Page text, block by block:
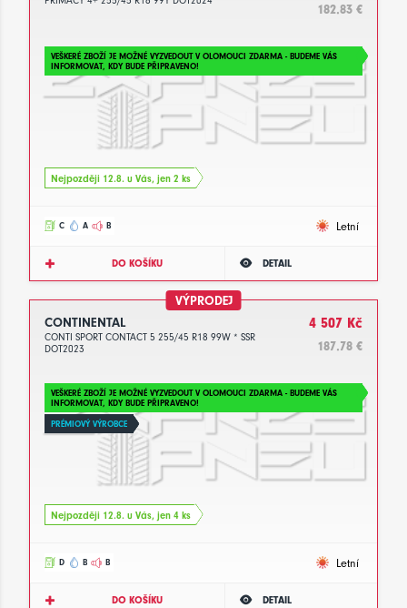
182.83 €
VEŠKERÉ ZBOŽÍ JE MOŽNÉ VYZVEDOUT V OLOMOUCI ZDARMA - BUDEME VÁS
INFORMOVAT, KDY BUDE PŘIPRAVENO!
Nejpozději 12.8. u Vás, jen 2 ks
C A B Letní
DO KOŠÍKU DETAIL
VÝPRODEJ
CONTINENTAL
CONTI SPORT CONTACT 5 255/45 R18 99W * SSR
DOT2023
4 507 Kč
187.78 €
VEŠKERÉ ZBOŽÍ JE MOŽNÉ VYZVEDOUT V OLOMOUCI ZDARMA - BUDEME VÁS
INFORMOVAT, KDY BUDE PŘIPRAVENO!
PRÉMIOVÝ VÝROBCE
Nejpozději 12.8. u Vás, jen 4 ks
D B B Letní
DO KOŠÍKU DETAIL